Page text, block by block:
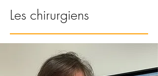
Les chirurgiens